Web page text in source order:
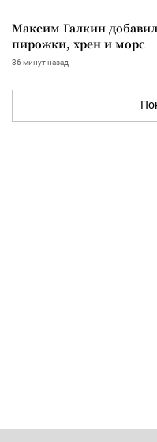
Максим Галкин
пирожки, хрен и морс
36 минут назад